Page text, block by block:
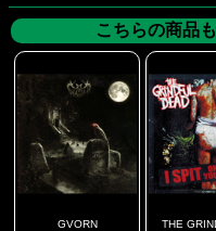
こちらの商品
GVORN THE